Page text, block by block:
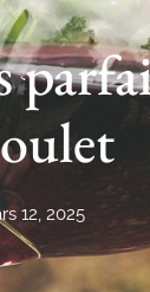
12, 2025